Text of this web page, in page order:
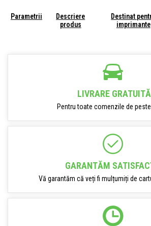
Parametrii
Descriere
produs
Destinat
imprimante
LIVRARE GRATUITĂ
Pentru toate comenzile de
GARANTĂM
Vă garantăm că veți fi mulțumiți de